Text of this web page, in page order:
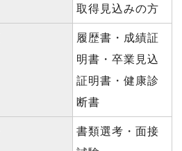
取得見込みの方
履歴書・成績証
明書・卒業見込
証明書・健康診
断書
書類選考・面接